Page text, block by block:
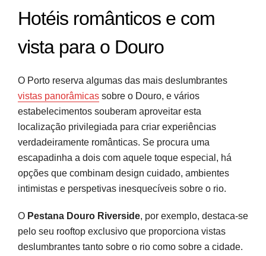
Hotéis românticos e com
vista para o Douro
O Porto reserva algumas das mais deslumbrantes
vistas panorâmicas sobre o Douro, e vários
estabelecimentos souberam aproveitar esta
localização privilegiada para criar experiências
verdadeiramente românticas. Se procura uma
escapadinha a dois com aquele toque especial, há
opções que combinam design cuidado, ambientes
intimistas e perspetivas inesquecíveis sobre o rio.
O Pestana Douro Riverside, por exemplo, destaca-se
pelo seu rooftop exclusivo que proporciona vistas
deslumbrantes tanto sobre o rio como sobre a cidade.